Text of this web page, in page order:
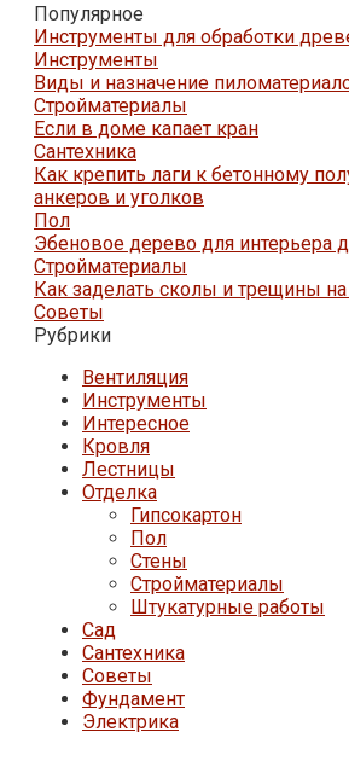
Популярное
Инструменты для обработки
Инструменты
Виды и назначение
Стройматериалы
Если в доме капает кран
Сантехника
Как крепить лаги к бетонному
анкеров и уголков
Пол
Эбеновое дерево для интерьера
Стройматериалы
Как заделать сколы и трещины на
Советы
Рубрики
Вентиляция
Инструменты
Интересное
Кровля
Лестницы
Отделка
Гипсокартон
Пол
Стены
Стройматериалы
Штукатурные работы
Сад
Сантехника
Советы
Фундамент
Электрика